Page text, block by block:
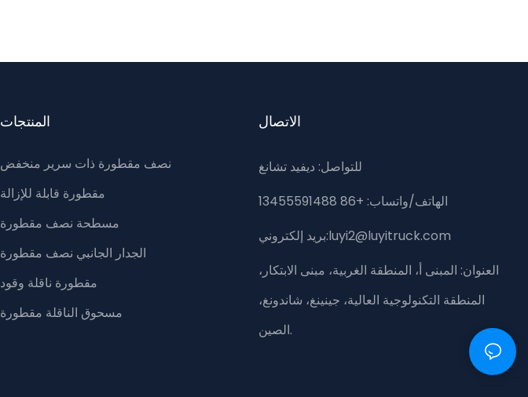
المنتجات
نصف مقطورة ذات سرير منخفض
مقطورة قابلة للإزالة
مسطحة نصف مقطورة
الجدار الجانبي نصف مقطورة
مقطورة ناقلة وقود
مسحوق الناقلة مقطورة
الاتصال
للتواصل: ديفيد تشانغ
الهاتف/واتساب: +86 13455591488
بريد إلكتروني:luyi2@luyitruck.com
العنوان: المبنى أ، المنطقة الغربية، مبنى الابتكار،
المنطقة التكنولوجية العالية، جينينغ، شاندونغ،
الصين.